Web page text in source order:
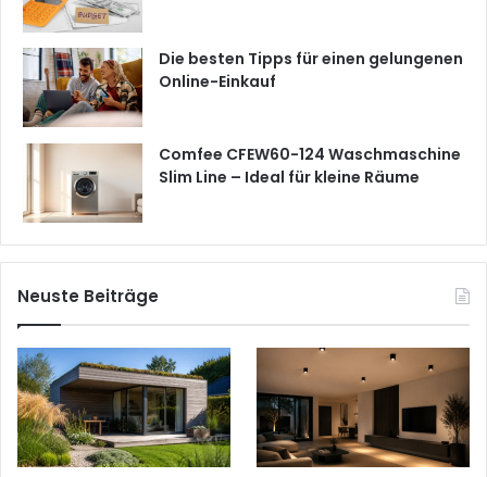
Die besten Tipps für einen gelungenen
Online-Einkauf
Comfee CFEW60-124 Waschmaschine
Slim Line – Ideal für kleine Räume
Neuste Beiträge